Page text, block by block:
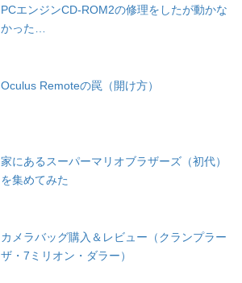
PCエンジンCD-ROM2の修理をしたが動かな
かった…
Oculus Remoteの罠（開け方）
家にあるスーパーマリオブラザーズ（初代）
を集めてみた
カメラバッグ購入＆レビュー（クランプラー
ザ・7ミリオン・ダラー）